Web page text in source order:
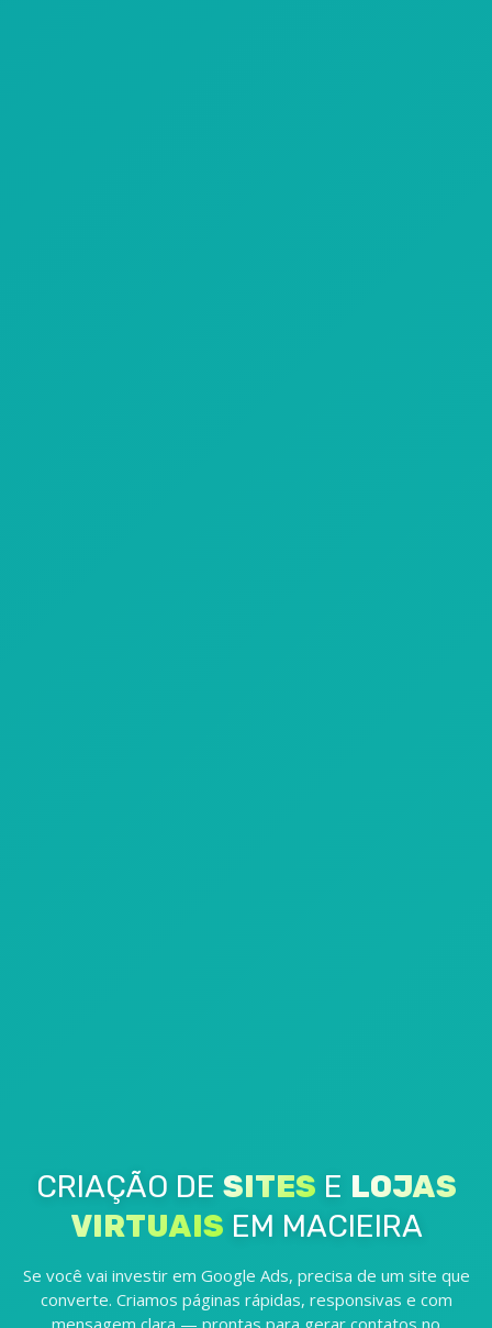
CRIAÇÃO DE SITES E LOJAS
VIRTUAIS EM MACIEIRA
Se você vai investir em Google Ads, precisa de um site que
converte. Criamos páginas rápidas, responsivas e com
mensagem clara — prontas para gerar contatos no